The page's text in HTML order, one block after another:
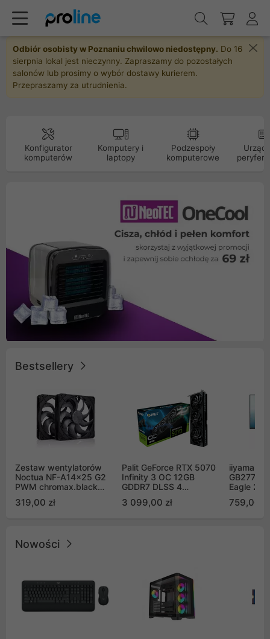
Odbiór osobisty w Poznaniu chwilowo niedostępny. Do 16
sierpnia lokal jest nieczynny. Zapraszamy do pozostałych
salonów lub prosimy o wybór dostawy kurierem.
Przepraszamy za utrudnienia.
Konfigurator
komputerów
Komputery i
laptopy
Podzespoły
komputerowe
Bestsellery
Zestaw wentylatorów
Noctua NF-A14x25 G2
PWM chromax.black
Push Pull (2szt)
319,00 zł
Palit GeForce RTX 5070
Infinity 3 OC 12GB
GDDR7 DLSS 4
GB2050S)
3 099,00 zł
iiyama G-
Eagle 27"
759,00 zł
Nowości